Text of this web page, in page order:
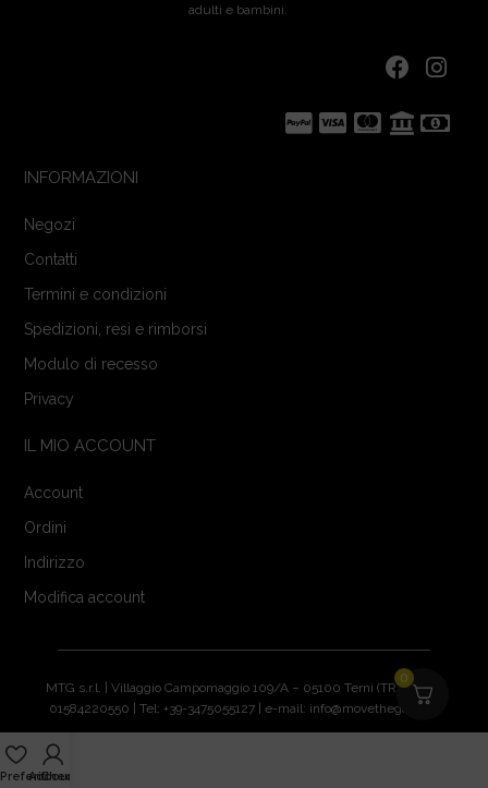
adulti e bambini.
INFORMAZIONI
Negozi
Contatti
Termini e condizioni
Spedizioni, resi e rimborsi
Modulo di recesso
Privacy
IL MIO ACCOUNT
Account
Ordini
Indirizzo
Modifica account
MTG s.r.l. | Villaggio Campomaggio 109/A – 05100 Terni (TR) | P.IVA:
01584220550 | Tel: +39-3475055127 | e-mail: info@movethegame.it
PreferitiAccount
Checkout
0